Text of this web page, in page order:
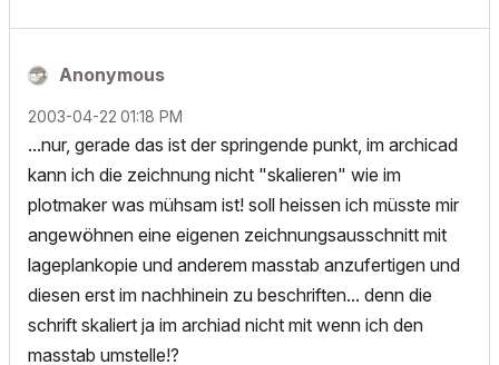
Anonymous
‎2003-04-22 01:18 PM
...nur, gerade das ist der springende punkt, im archicad
kann ich die zeichnung nicht "skalieren" wie im
plotmaker was mühsam ist! soll heissen ich müsste mir
angewöhnen eine eigenen zeichnungsausschnitt mit
lageplankopie und anderem masstab anzufertigen und
diesen erst im nachhinein zu beschriften... denn die
schrift skaliert ja im archiad nicht mit wenn ich den
masstab umstelle!?